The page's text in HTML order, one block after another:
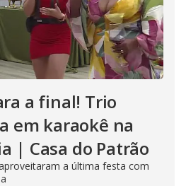
a final! Trio
em karaokê na
| Casa do Patrão
a última festa com